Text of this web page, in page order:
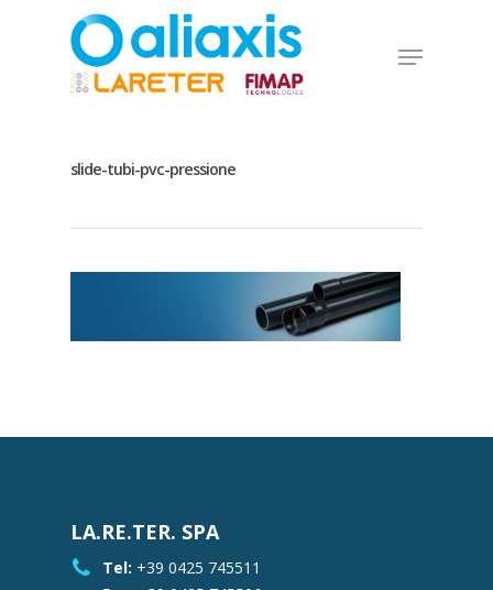
Menu
slide-tubi-pvc-pressione
LA.RE.TER. SPA
Tel: +39 0425 745511